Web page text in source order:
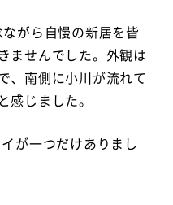
がら自慢の新居を皆
ませんでした。外観は
、南側に小川が流れて
感じました。
が一つだけありまし